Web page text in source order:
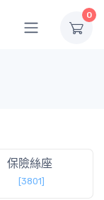
0
保險絲座
[3801]